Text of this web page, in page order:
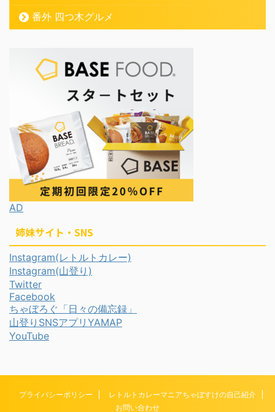
番外 四つ木グルメ
AD
姉妹サイト・SNS
Instagram(レトルトカレー)
Instagram(山登り)
Twitter
Facebook
ちゃぼろぐ「日々の備忘録」
山登りSNSアプリYAMAP
YouTube
プライバシーポリシー
レトルトカレーマニアちゃぼすけの自己紹介
お問い合わせ